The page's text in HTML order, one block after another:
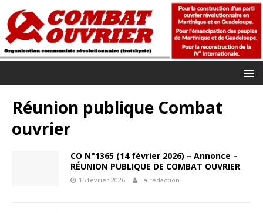
Réunion publique Combat
ouvrier
CO N°1365 (14 février 2026) – Annonce –
RÉUNION PUBLIQUE DE COMBAT OUVRIER
15 février 2026 La rédaction